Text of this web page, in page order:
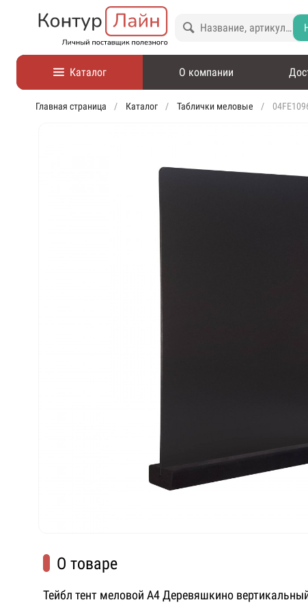
Каталог О компании
Главная страница Каталог Таблички меловые
О товаре
Тейбл тент меловой А4 Деревяшкино